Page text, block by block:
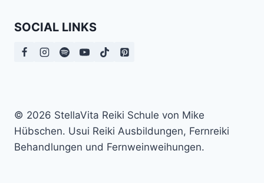
SOCIAL LINKS
© 2026 StellaVita Reiki Schule von Mike
Hübschen. Usui Reiki Ausbildungen, Fernreiki
Behandlungen und Fernweinweihungen.